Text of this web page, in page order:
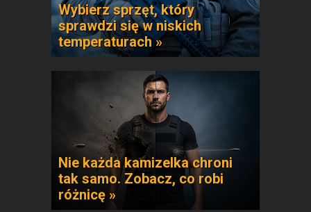
Wybierz sprzęt, który
sprawdzi się w niskich
temperaturach »
Nie każda kamizelka chroni
tak samo. Zobacz, co robi
różnicę »